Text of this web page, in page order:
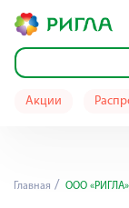
Акции
Главная ООО «РИГЛА»